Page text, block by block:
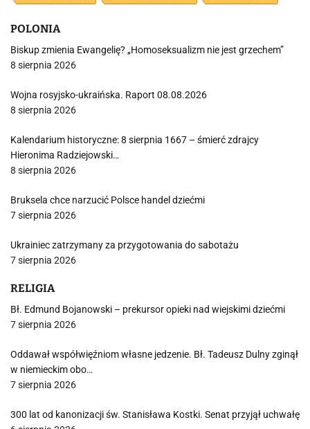
POLONIA
Biskup zmienia Ewangelię? „Homoseksualizm nie jest grzechem”
8 sierpnia 2026
Wojna rosyjsko-ukraińska. Raport 08.08.2026
8 sierpnia 2026
Kalendarium historyczne: 8 sierpnia 1667 – śmierć zdrajcy
Hieronima Radziejowski…
8 sierpnia 2026
Bruksela chce narzucić Polsce handel dziećmi
7 sierpnia 2026
Ukrainiec zatrzymany za przygotowania do sabotażu
7 sierpnia 2026
RELIGIA
Bł. Edmund Bojanowski – prekursor opieki nad wiejskimi dziećmi
7 sierpnia 2026
Oddawał współwięźniom własne jedzenie. Bł. Tadeusz Dulny zginął
w niemieckim obo…
7 sierpnia 2026
300 lat od kanonizacji św. Stanisława Kostki. Senat przyjął uchwałę